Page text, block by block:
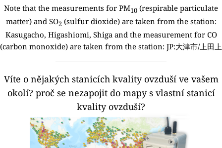
Note that the measurements for PM10 (respirable particulate
matter) and SO2 (sulfur dioxide) are taken from the station:
Kasugacho, Higashiomi, Shiga and the measurement for CO
(carbon monoxide) are taken from the station: JP:大津市/上田上
Víte o nějakých stanicích kvality ovzduší ve vašem
okolí? proč se nezapojit do mapy s vlastní stanicí
kvality ovzduší?